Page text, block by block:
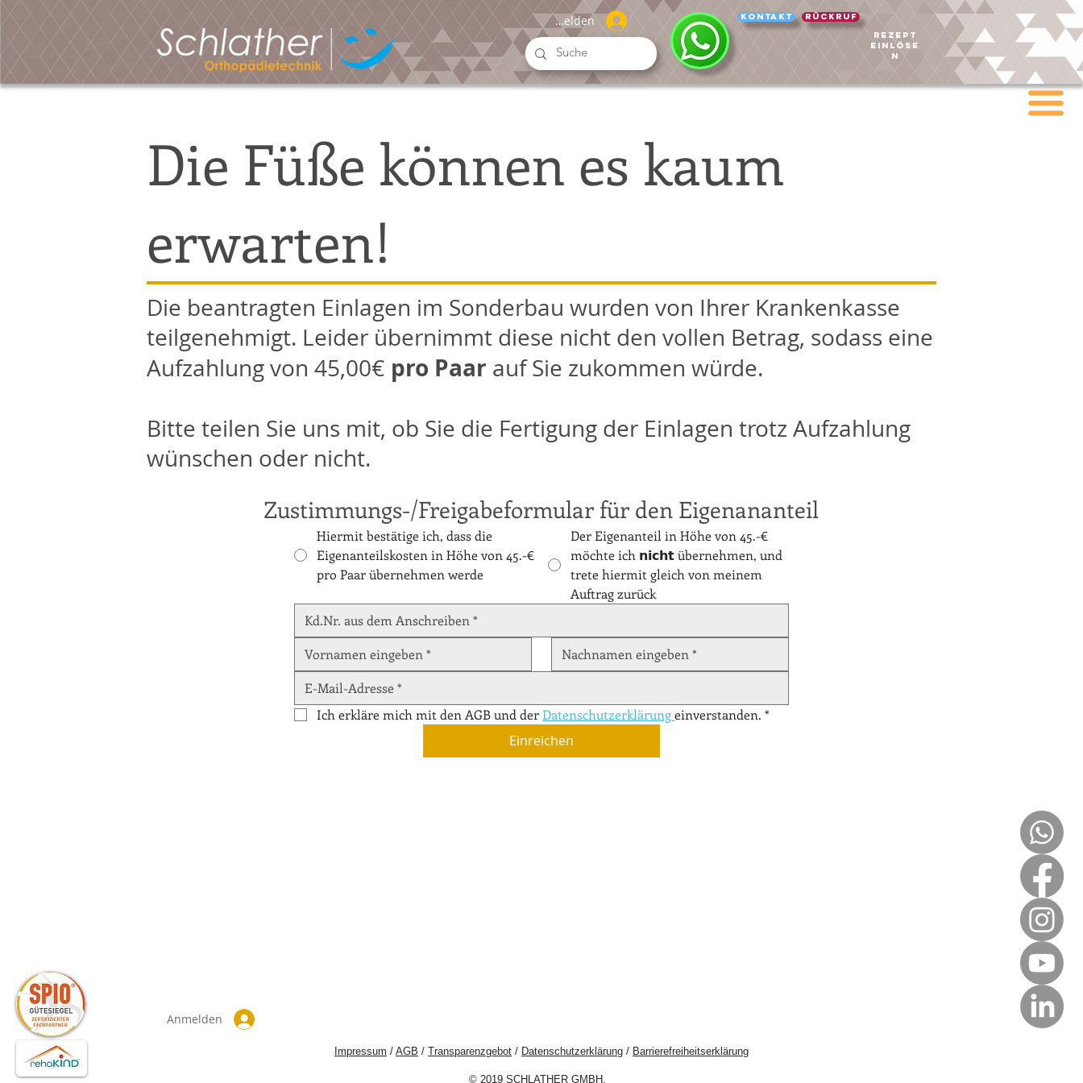
Anmelden Kontakt
Rückruf
REZEPT
EINLÖSE
N
Die Füße können es kaum
erwarten!
Die beantragten Einlagen im Sonderbau wurden von Ihrer Krankenkasse
teilgenehmigt. Leider übernimmt diese nicht den vollen Betrag, sodass eine
Aufzahlung von 45,00€ pro Paar auf Sie zukommen würde.
Bitte teilen Sie uns mit, ob Sie die Fertigung der Einlagen trotz Aufzahlung
wünschen oder nicht.
Zustimmungs-/Freigabeformular für den Eigenananteil
Hiermit bestätige ich, dass die
Eigenanteilskosten in Höhe von 45.-€
pro Paar übernehmen werde
Der Eigenanteil in Höhe von 45.-€
möchte ich 𝗻𝗶𝗰𝗵𝘁 übernehmen, und
trete hiermit gleich von meinem
Auftrag zurück
Ich erkläre mich mit den AGB und der Datenschutzerklärung einverstanden. *
Einreichen
Anmelden
Impressum / AGB / Transparenzgebot / Datenschutzerklärung / Barrierefreiheitserklärung
© 2019 SCHLATHER GMBH.